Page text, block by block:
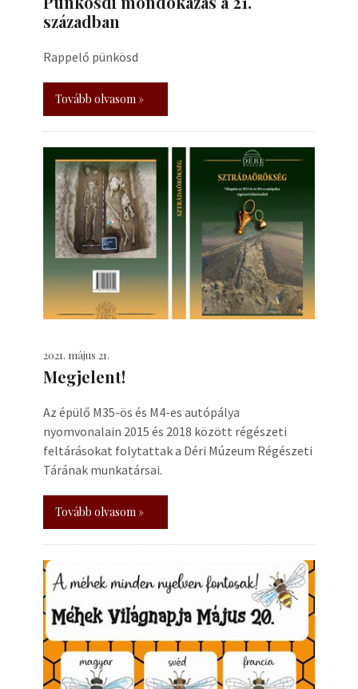
században
Rappelő pünkösd
Tovább olvasom »
2021. május 21.
Megjelent!
Az épülő M35-ös és M4-es autópálya
nyomvonalain 2015 és 2018 között régészeti
feltárásokat folytattak a Déri Múzeum Régészeti
Tárának munkatársai.
Tovább olvasom »